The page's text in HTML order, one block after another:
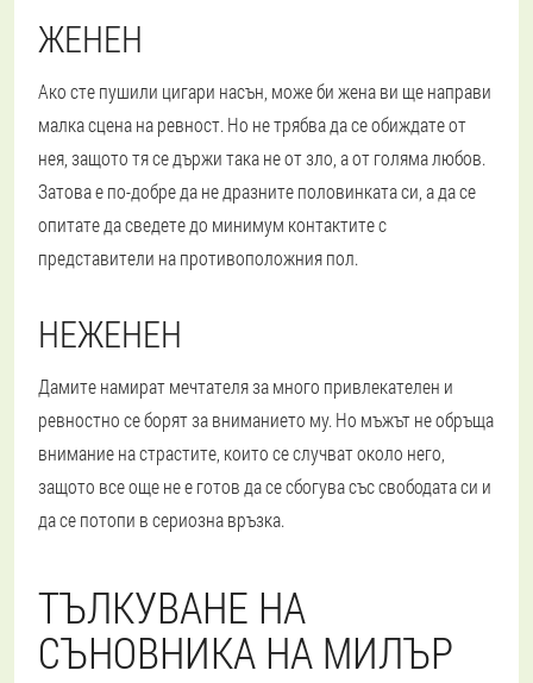
ЖЕНЕН
Ако сте пушили цигари насън, може би жена ви ще направи
малка сцена на ревност. Но не трябва да се обиждате от
нея, защото тя се държи така не от зло, а от голяма любов.
Затова е по-добре да не дразните половинката си, а да се
опитате да сведете до минимум контактите с
представители на противоположния пол.
НЕЖЕНЕН
Дамите намират мечтателя за много привлекателен и
ревностно се борят за вниманието му. Но мъжът не обръща
внимание на страстите, които се случват около него,
защото все още не е готов да се сбогува със свободата си и
да се потопи в сериозна връзка.
ТЪЛКУВАНЕ НА
СЪНОВНИКА НА МИЛЪР